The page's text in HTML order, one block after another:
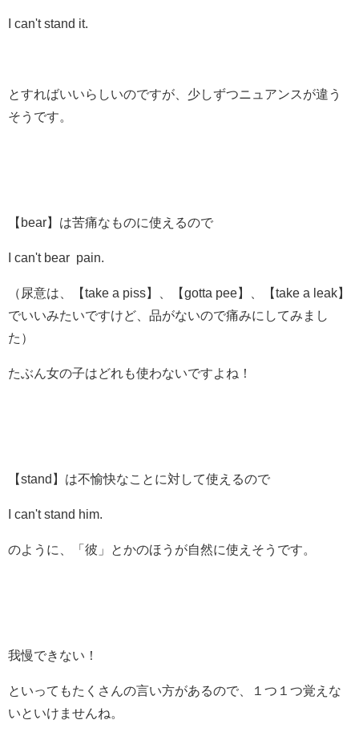
I can't stand it.
とすればいいらしいのですが、少しずつニュアンスが違う
そうです。
【bear】は苦痛なものに使えるので
I can't bear pain.
（尿意は、【take a piss】、【gotta pee】、【take a leak】
でいいみたいですけど、品がないので痛みにしてみまし
た）
たぶん女の子はどれも使わないですよね！
【stand】は不愉快なことに対して使えるので
I can't stand him.
のように、「彼」とかのほうが自然に使えそうです。
我慢できない！
といってもたくさんの言い方があるので、１つ１つ覚えな
いといけませんね。